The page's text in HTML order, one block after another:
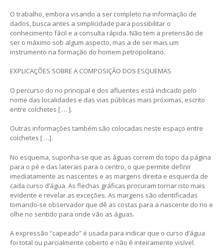
O trabalho, embora visando a ser completo na informação de
dados, busca antes a simplicidade para possibilitar o
conhecimento fácil e a consulta rápida. Não tem a pretensão de
ser o máximo sob algum aspecto, mas a de ser mais um
instrumento na formação do homem petropolitano.
EXPLICAÇÕES SOBRE A COMPOSIÇÃO DOS ESQUEMAS
O percurso do rio principal e dos afluentes está indicado pelo
nome das localidades e das vias públicas mais próximas, escrito
entre colchetes [ … ].
Outras informações também são colocadas neste espaço entre
colchetes [ …].
No esquema, suponha-se que as águas correm do topo da página
para o pé e das laterais para o centro, o que permite definir
imediatamente as nascentes e as margens direita e esquerda de
cada curso d’água. As flechas gráficas procuram tornar isto mais
evidente e revelar as exceções. As margens são identificadas
tomando-se observador que dê as costas para a nascente do rio e
olhe no sentido para onde vão as águas.
A expressão “capeado” é usada para indicar que o curso d’água
foi total ou parcialmente coberto e não é inteiramente visível.